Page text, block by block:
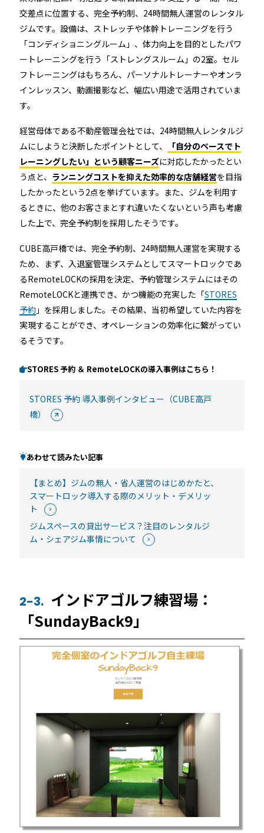
交差点に位置する、完全予約制、24時間無人運営のレンタル
ジムです。設備は、ストレッチや体幹トレーニングを行う
「コンディショニングルーム」、体力向上を目的としたパワ
ートレーニングを行う「ストレングスルーム」の2室。セル
フトレーニングはもちろん、パーソナルトレーナーやオンラ
インレッスン、動画撮影など、幅広い用途で活用されていま
す。
経営母体である不動産管理会社では、24時間無人レンタルジ
ムにしようと決断したポイントとして、
「自分のペースでト
レーニングしたい」という顧客ニーズに対応したかったとい
う点と、 ランニングコストを抑えた効率的な店舗経営を目指
したかったという2点を挙げています。また、ジムを利用す
るときに、他のお客さまとすれ違いたくないという声も考慮
した上で、完全予約制を採用したそうです。
CUBE高戸橋では、完全予約制、24時間無人運営を実現する
ため、まず、入退室管理システムとしてスマートロックであ
るRemoteLOCKの採用を決定、予約管理システムにはその
RemoteLOCKと連携でき、かつ機能の充実した「STORES
予約」を採用しました。その結果、当初希望していた内容を
実現することができ、オペレーションの効率化に繋がってい
るそうです。
STORES 予約 ＆ RemoteLOCKの導入事例はこちら！
STORES 予約 導入事例インタビュー（CUBE高戸
橋）
あわせて読みたい記事
【まとめ】ジムの無人・省人運営のはじめかたと、
スマートロック導入する際のメリット・デメリッ
ト
ジムスペースの貸出サービス？注目のレンタルジ
ム・シェアジム事情について
2-3. インドアゴルフ練習場：
「SundayBack9」